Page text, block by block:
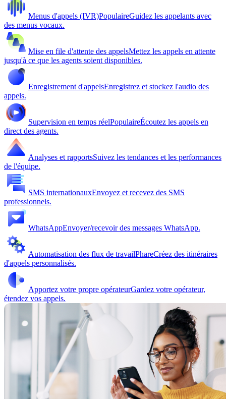
Menus d'appels (IVR)PopulaireGuidez les appelants avec
des menus vocaux.
Mise en file d'attente des appelsMettez les appels en attente
jusqu'à ce que les agents soient disponibles.
Enregistrement d'appelsEnregistrez et stockez l'audio des
appels.
Supervision en temps réelPopulaireÉcoutez les appels en
direct des agents.
Analyses et rapportsSuivez les tendances et les performances
de l'équipe.
SMS internationauxEnvoyez et recevez des SMS
professionnels.
WhatsAppEnvoyer/recevoir des messages WhatsApp.
Automatisation des flux de travailPhareCréez des itinéraires
d'appels personnalisés.
Apportez votre propre opérateurGardez votre opérateur,
étendez vos appels.